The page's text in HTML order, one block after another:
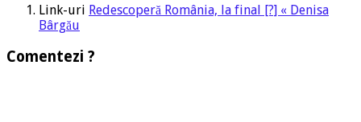
Link-uri Redescoperă România, la final [?] « Denisa
Bârgău
Comentezi ?